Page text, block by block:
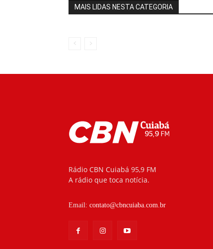
MAIS LIDAS NESTA CATEGORIA
Rádio CBN Cuiabá 95,9 FM
A rádio que toca notícia.
Email: contato@cbncuiaba.com.br